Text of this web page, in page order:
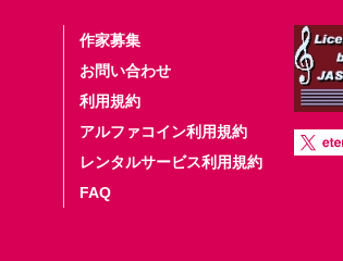
作家募集
お問い合わせ
利用規約
アルファコイン利用規約
レンタルサービス利用規約
FAQ